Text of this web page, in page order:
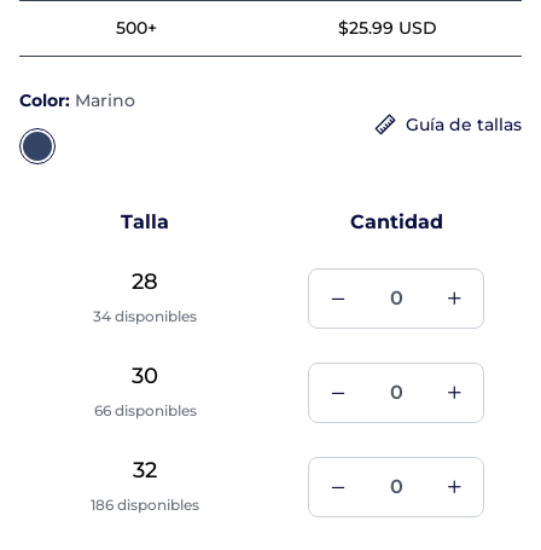
500+ $25.99 USD
Color: Marino
Guía de tallas
Talla Cantidad
28
34 disponibles
30
66 disponibles
32
186 disponibles